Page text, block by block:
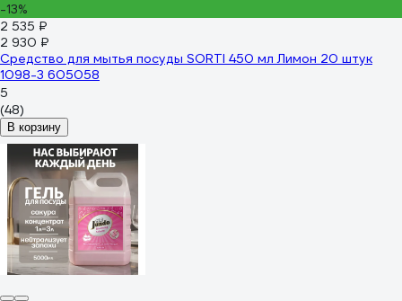
-13%
2 535 ₽
2 930 ₽
Средство для мытья посуды SORTI 450 мл Лимон 20 штук
1098-3 605058
5
(48)
В корзину